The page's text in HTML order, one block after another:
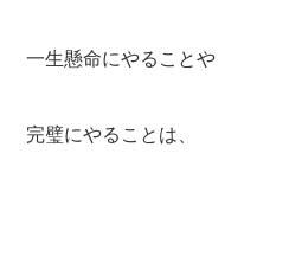
一生懸命にやることや
完璧にやることは、